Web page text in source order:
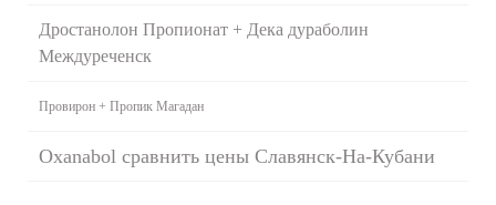
Дростанолон Пропионат + Дека дураболин
Междуреченск
Провирон + Пропик Магадан
Oxanabol сравнить цены Славянск-На-Кубани